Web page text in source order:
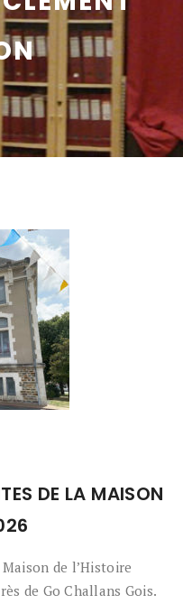
DE LA MAISON
de l’Histoire
de Go Challans Gois.